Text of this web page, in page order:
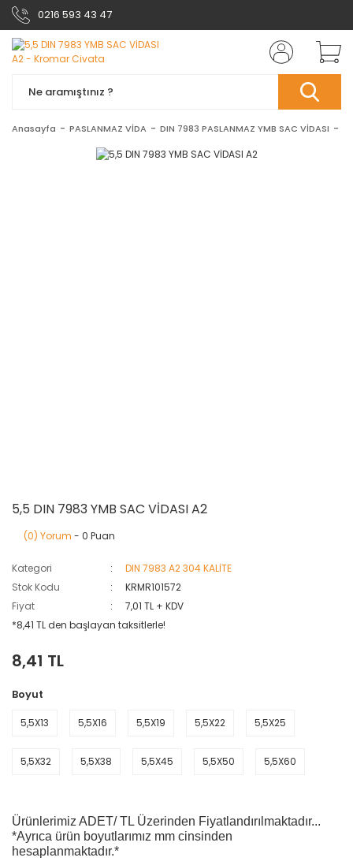
0216 593 43 47
Anasayfa PASLANMAZ VİDA DIN 7983 PASLANMAZ YMB SAC VİDASI
5,5 DIN 7983 YMB SAC VİDASI A2
(0) Yorum - 0 Puan
Kategori
DIN 7983 A2 304 KALİTE
Stok Kodu
KRMR101572
Fiyat
7,01 TL + KDV
*8,41 TL den başlayan taksitlerle!
8,41 TL
Boyut
5,5X13 5,5X16 5,5X19 5,5X22 5,5X25
5,5X32 5,5X38 5,5X45 5,5X50 5,5X60
Ürünlerimiz ADET/ TL Üzerinden Fiyatlandırılmaktadır...
*Ayrıca ürün boyutlarımız mm cinsinden
hesaplanmaktadır.*